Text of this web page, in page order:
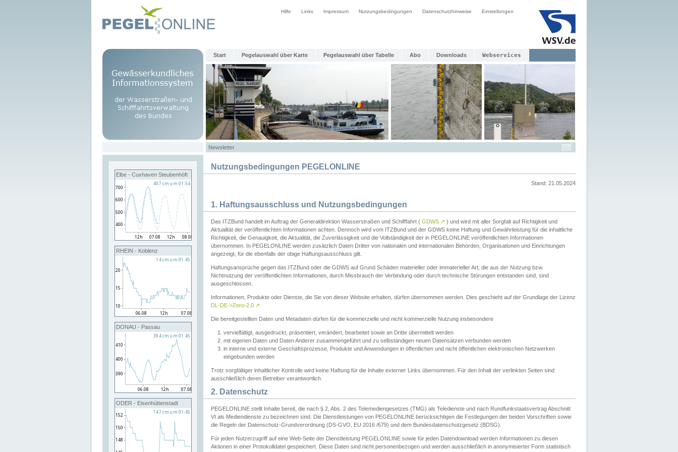
Hilfe Links Impressum Nutzungsbedingungen Datenschutzhinweise Einstellungen
Start Pegelauswahl über Karte Pegelauswahl über Tabelle Abo Downloads Webservices
Newsletter
Elbe - Cuxhaven Steubenhöft
RHEIN - Koblenz
DONAU - Passau
ODER - Eisenhüttenstadt
Nutzungsbedingungen PEGELONLINE
Stand: 21.05.2024
1. Haftungsausschluss und Nutzungsbedingungen
Das ITZBund handelt im Auftrag der Generaldirektion Wasserstraßen und Schifffahrt ( GDWS ↗ ) und wird mit aller Sorgfalt auf Richtigkeit und
Aktualität der veröffentlichten Informationen achten. Dennoch wird vom ITZBund und der GDWS keine Haftung und Gewährleistung für die inhaltliche
Richtigkeit, die Genauigkeit, die Aktualität, die Zuverlässigkeit und die Vollständigkeit der in PEGELONLINE veröffentlichten Informationen
übernommen. In PEGELONLINE werden zusätzlich Daten Dritter von nationalen und internationalen Behörden, Organisationen und Einrichtungen
angezeigt, für die ebenfalls der obige Haftungsausschluss gilt.
Haftungsansprüche gegen das ITZBund oder die GDWS auf Grund Schäden materieller oder immaterieller Art, die aus der Nutzung bzw.
Nichtnutzung der veröffentlichten Informationen, durch Missbrauch der Verbindung oder durch technische Störungen entstanden sind, sind
ausgeschlossen.
Informationen, Produkte oder Dienste, die Sie von dieser Website erhalten, dürfen übernommen werden. Dies geschieht auf der Grundlage der Lizenz
DL-DE->Zero-2.0 ↗
Die bereitgestellten Daten und Metadaten dürfen für die kommerzielle und nicht kommerzielle Nutzung insbesondere
vervielfältigt, ausgedruckt, präsentiert, verändert, bearbeitet sowie an Dritte übermittelt werden
mit eigenen Daten und Daten Anderer zusammengeführt und zu selbständigen neuen Datensätzen verbunden werden
in interne und externe Geschäftsprozesse, Produkte und Anwendungen in öffentlichen und nicht öffentlichen elektronischen Netzwerken
eingebunden werden
Trotz sorgfältiger inhaltlicher Kontrolle wird keine Haftung für die Inhalte externer Links übernommen. Für den Inhalt der verlinkten Seiten sind
ausschließlich deren Betreiber verantwortlich.
2. Datenschutz
PEGELONLINE stellt Inhalte bereit, die nach § 2, Abs. 2 des Telemediengesetzes (TMG) als Teledienste und nach Rundfunkstaatsvertrag Abschnitt
VI als Mediendienste zu bezeichnen sind. Die Dienstleistungen von PEGELONLINE berücksichtigen die Festlegungen der beiden Vorschriften sowie
die Regeln der Datenschutz-Grundverordnung (DS-GVO, EU 2016 /679) und dem Bundesdatenschutzgesetz (BDSG).
Für jeden Nutzerzugriff auf eine Web-Seite der Dienstleistung PEGELONLINE sowie für jeden Datendownload werden Informationen zu diesen
Aktionen in einer Protokolldatei gespeichert. Diese Daten sind nicht personenbezogen und werden ausschließlich in anonymisierter Form statistisch